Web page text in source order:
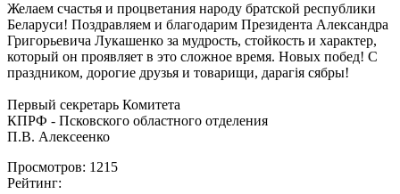
Желаем счастья и процветания народу братской республики
Беларуси! Поздравляем и благодарим Президента Александра
Григорьевича Лукашенко за мудрость, стойкость и характер,
который он проявляет в это сложное время. Новых побед! С
праздником, дорогие друзья и товарищи, дарагія сябры!
Первый секретарь Комитета
КПРФ - Псковского областного отделения
П.В. Алексеенко
Просмотров: 1215
Рейтинг: